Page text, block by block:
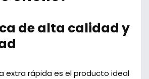
de alta calidad y
extra rápidaes el producto ideal